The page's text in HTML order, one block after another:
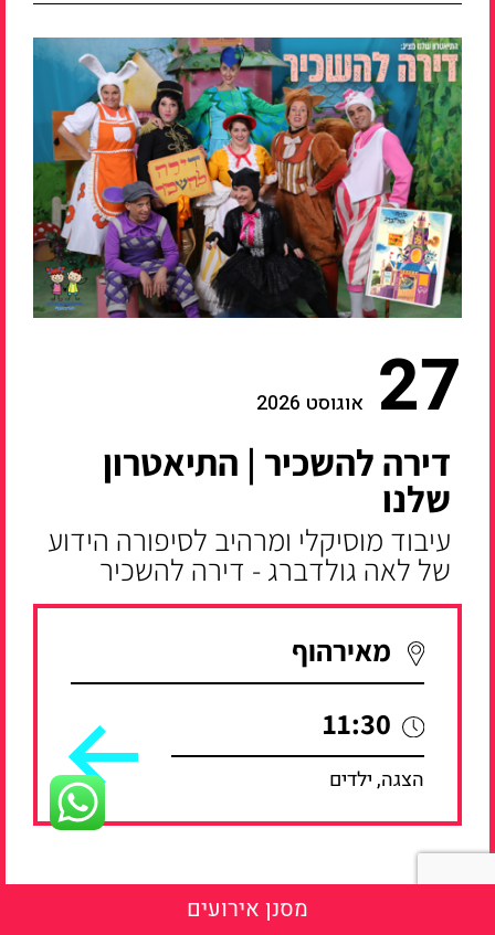
מסנן אירועים
27 אוגוסט 2026
דירה להשכיר | התיאטרון
שלנו
עיבוד מוסיקלי ומרהיב לסיפורה הידוע
של לאה גולדברג - דירה להשכיר
מאירהוף
11:30
הצגה, ילדים